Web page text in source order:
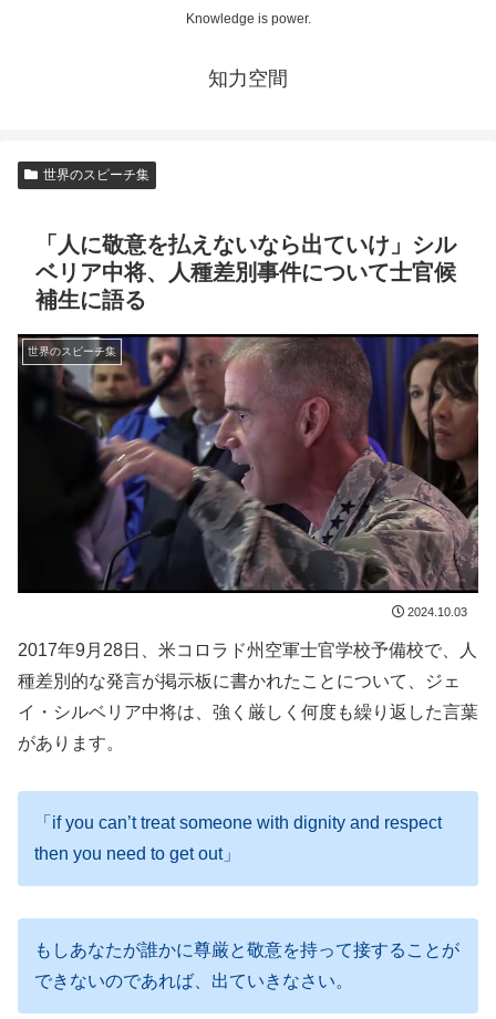
Knowledge is power.
知力空間
世界のスピーチ集
「人に敬意を払えないなら出ていけ」シル
ベリア中将、人種差別事件について士官候
補生に語る
世界のスピーチ集
2024.10.03
2017年9月28日、米コロラド州空軍士官学校予備校で、人
種差別的な発言が掲示板に書かれたことについて、ジェ
イ・シルベリア中将は、強く厳しく何度も繰り返した言葉
があります。
「if you can’t treat someone with dignity and respect
then you need to get out」
もしあなたが誰かに尊厳と敬意を持って接することが
できないのであれば、出ていきなさい。